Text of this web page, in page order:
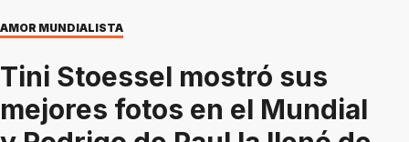
AMOR MUNDIALISTA
Tini Stoessel mostró sus
mejores fotos en el Mundial